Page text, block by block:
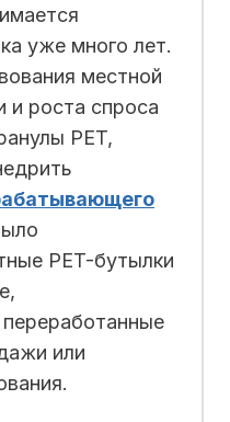
уже много лет.
местной
и роста спроса
PET,
PET-бутылки
или